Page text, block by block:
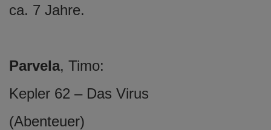
ca. 7 Jahre.
Parvela, Timo:
Kepler 62 – Das Virus
(Abenteuer)